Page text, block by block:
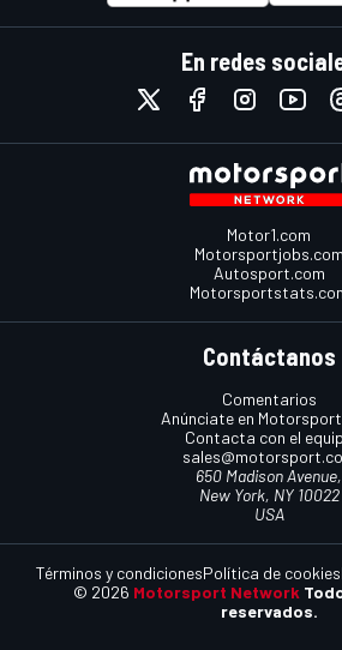
En redes
Motor1.com
Motorsportjobs.com
Autosport.com
Contáctanos
Comentarios
Anúnciate en
Contacta con el
650 Madison Avenue,
New York, NY 10022
USA
© 2026 Motorsport Network
reservados.
Términos y condicionesPolítica de cookies